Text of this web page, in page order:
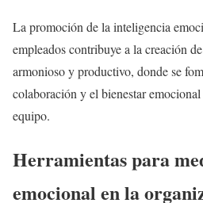
La promoción de la inteligencia
empleados contribuye a la creación
armonioso y productivo, donde se
colaboración y el bienestar
equipo.
Herramientas para
emocional en la